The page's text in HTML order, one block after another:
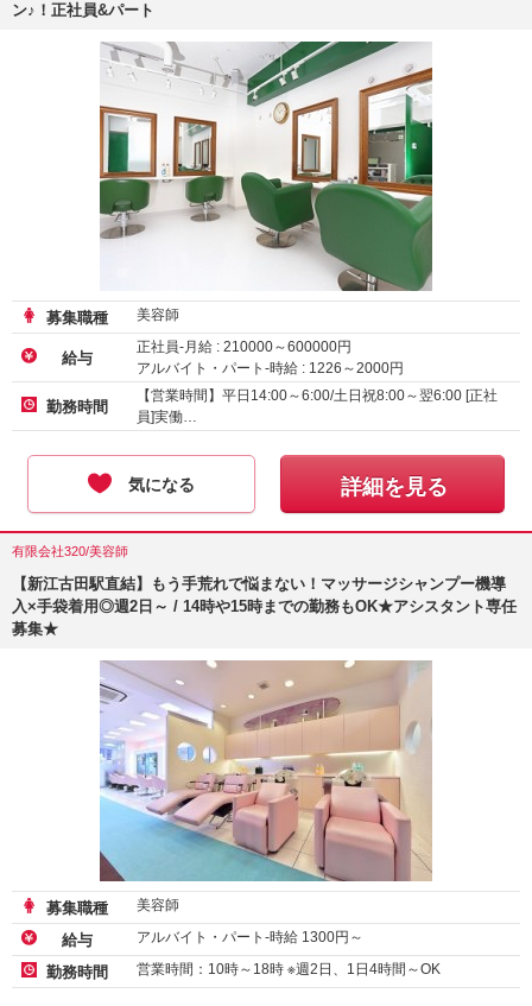
ン♪！正社員&パート
募集職種 美容師
給与
正社員-月給 : 210000～600000円
アルバイト・パート-時給 : 1226 ～2000円
業務委託
勤務時間
【営業時間】平日14:00～6:00/土日祝8:00～翌6:00 [正社
員]実働…
気になる 詳細を見る
有限会社320/美容師
【新江古田駅直結】もう手荒れで悩まない！マッサージシャンプー機導
入×手袋着用◎週2日～ / 14時や15時までの勤務もOK★アシスタント専任
募集★
募集職種 美容師
給与 アルバイト・パート-時給 1300円～
勤務時間 営業時間：10時～18時 ※週2日、1日4時間～OK